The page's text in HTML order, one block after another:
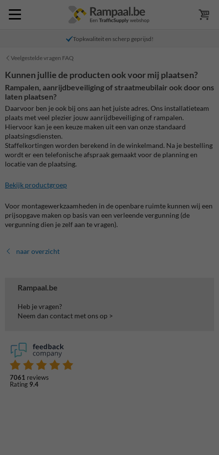
Topkwaliteit en scherp geprijsd!
Veelgestelde vragen FAQ
Rampaal.be
Heb je vragen?
Neem dan contact met ons op >
7061 reviews
Rating 9.4
Kunnen jullie de producten ook voor mij plaatsen?
Rampalen, aanrijdbeveiliging of straatmeubilair ook door ons
laten plaatsen?
Daarvoor ben je ook bij ons aan het juiste adres. Ons installatieteam
plaats met veel plezier jouw aanrijdbeveiliging of rampalen.
Hiervoor kan je een keuze maken uit een van onze standaard
plaatsingsdiensten.
Staffelkortingen worden berekend in de winkelmand. Na je bestelling
wordt er een telefonische afspraak gemaakt voor de planning en
locatie van de plaatsing.
Bekijk productgroep
Voor montagewerkzaamheden in de openbare ruimte kunnen wij een
prijsopgave maken op basis van een verleende vergunning (de
vergunning dien je zelf aan te vragen).
naar overzicht